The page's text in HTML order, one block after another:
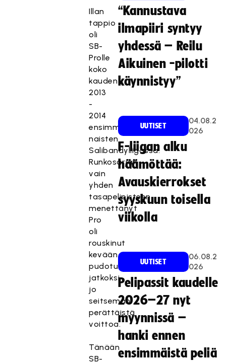
Illan
tappio
oli
SB-
Prolle
koko
kauden
2013
-
2014
ensimmäinen
naisten
Salibandyliigassa.
Runkosarjan
vain
yhden
tasapelipisteen
menettänyt
Pro
oli
rouskinut
kevään
pudotuspeleissä
jatkoksi
jo
seitsemän
perättäistä
voittoa.
Tänään
SB-
“Kannustava
ilmapiiri syntyy
yhdessä – Reilu
Aikuinen -pilotti
käynnistyy”
UUTISET
04.08.2
026
F-liigan alku
häämöttää:
Avauskierrokset
syyskuun toisella
viikolla
UUTISET
06.08.2
026
Pelipassit kaudelle
2026–27 nyt
myynnissä –
hanki ennen
ensimmäistä peliä